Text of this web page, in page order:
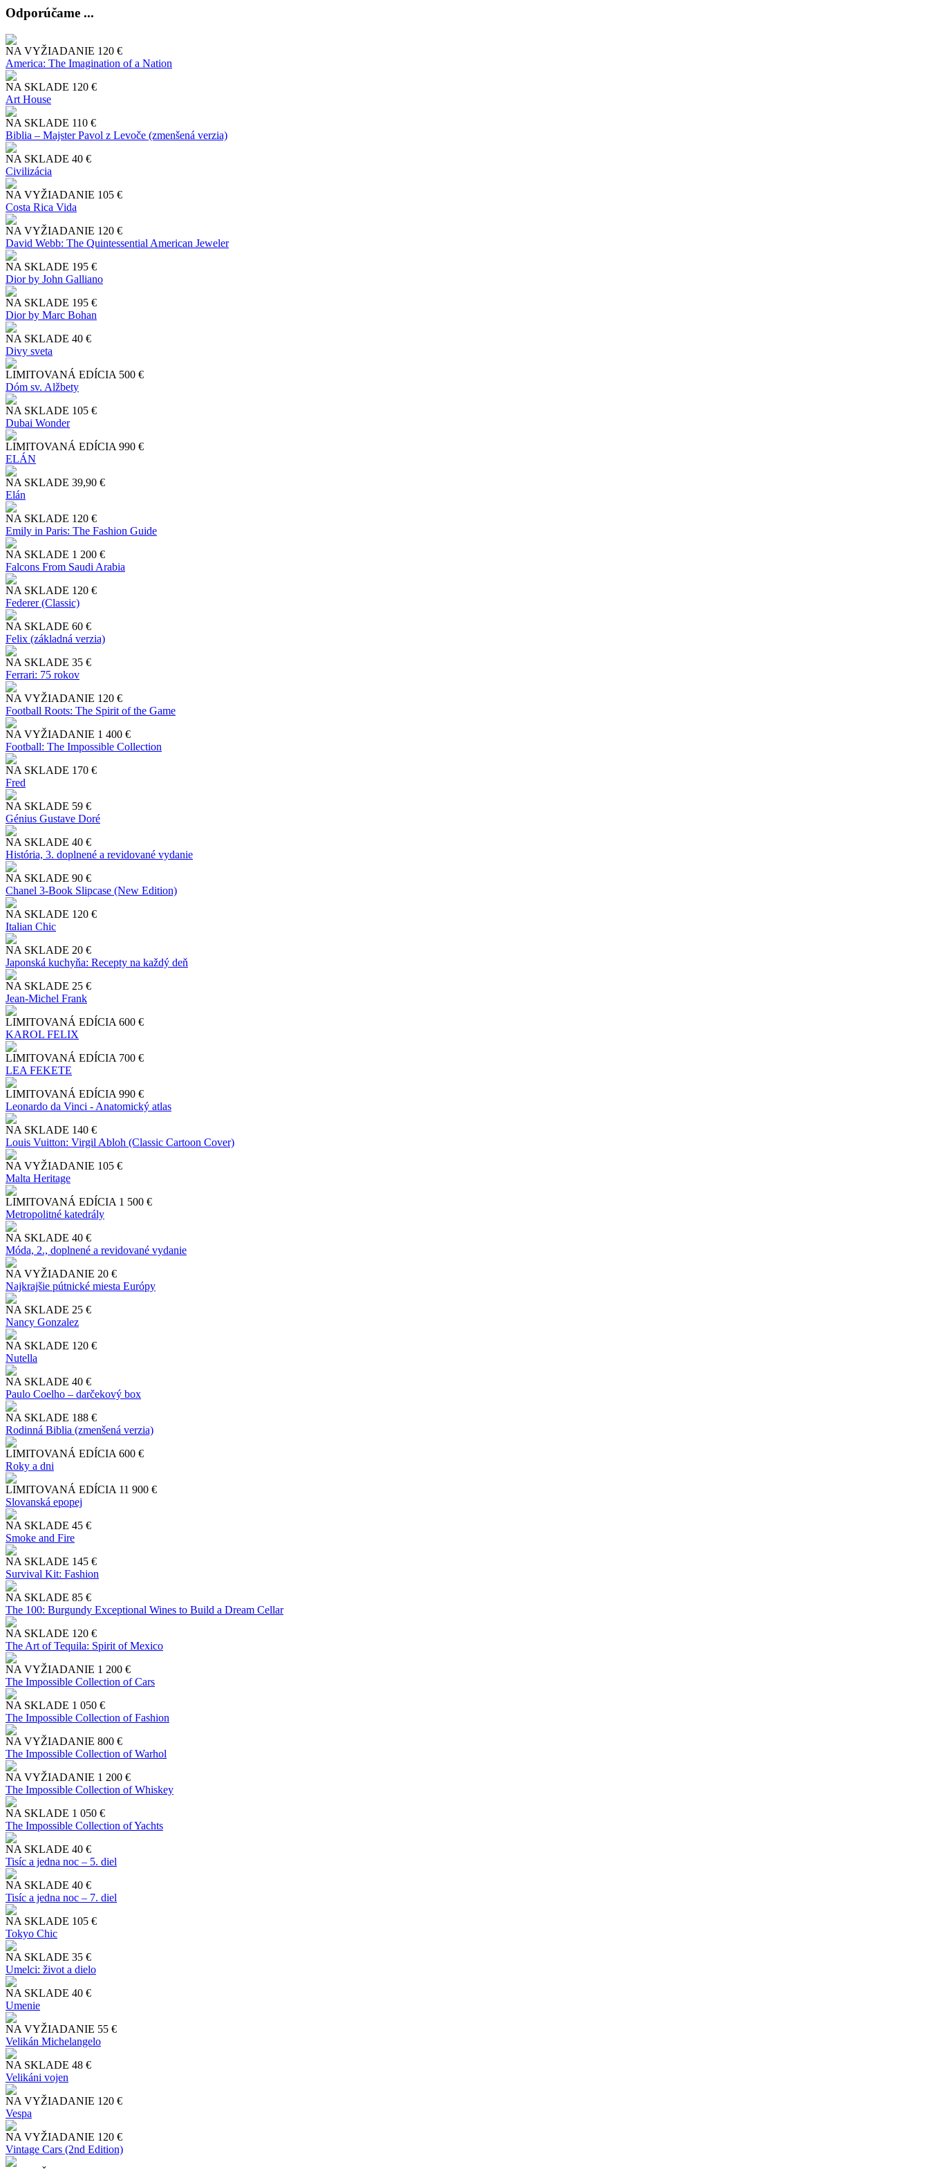
Odporúčame ...
NA VYŽIADANIE 120 €
America: The Imagination of a Nation
NA SKLADE 120 €
Art House
NA SKLADE 110 €
Biblia – Majster Pavol z Levoče (zmenšená verzia)
NA SKLADE 40 €
Civilizácia
NA VYŽIADANIE 105 €
Costa Rica Vida
NA VYŽIADANIE 120 €
David Webb: The Quintessential American Jeweler
NA SKLADE 195 €
Dior by John Galliano
NA SKLADE 195 €
Dior by Marc Bohan
NA SKLADE 40 €
Divy sveta
LIMITOVANÁ EDÍCIA 500 €
Dóm sv. Alžbety
NA SKLADE 105 €
Dubai Wonder
LIMITOVANÁ EDÍCIA 990 €
ELÁN
NA SKLADE 39,90 €
Elán
NA SKLADE 120 €
Emily in Paris: The Fashion Guide
NA SKLADE 1 200 €
Falcons From Saudi Arabia
NA SKLADE 120 €
Federer (Classic)
NA SKLADE 60 €
Felix (základná verzia)
NA SKLADE 35 €
Ferrari: 75 rokov
NA VYŽIADANIE 120 €
Football Roots: The Spirit of the Game
NA VYŽIADANIE 1 400 €
Football: The Impossible Collection
NA SKLADE 170 €
Fred
NA SKLADE 59 €
Génius Gustave Doré
NA SKLADE 40 €
História, 3. doplnené a revidované vydanie
NA SKLADE 90 €
Chanel 3-Book Slipcase (New Edition)
NA SKLADE 120 €
Italian Chic
NA SKLADE 20 €
Japonská kuchyňa: Recepty na každý deň
NA SKLADE 25 €
Jean-Michel Frank
LIMITOVANÁ EDÍCIA 600 €
KAROL FELIX
LIMITOVANÁ EDÍCIA 700 €
LEA FEKETE
LIMITOVANÁ EDÍCIA 990 €
Leonardo da Vinci - Anatomický atlas
NA SKLADE 140 €
Louis Vuitton: Virgil Abloh (Classic Cartoon Cover)
NA VYŽIADANIE 105 €
Malta Heritage
LIMITOVANÁ EDÍCIA 1 500 €
Metropolitné katedrály
NA SKLADE 40 €
Móda, 2., doplnené a revidované vydanie
NA VYŽIADANIE 20 €
Najkrajšie pútnické miesta Európy
NA SKLADE 25 €
Nancy Gonzalez
NA SKLADE 120 €
Nutella
NA SKLADE 40 €
Paulo Coelho – darčekový box
NA SKLADE 188 €
Rodinná Biblia (zmenšená verzia)
LIMITOVANÁ EDÍCIA 600 €
Roky a dni
LIMITOVANÁ EDÍCIA 11 900 €
Slo​vanská epopej
NA SKLADE 45 €
Smoke and Fire
NA SKLADE 145 €
Survival Kit: Fashion
NA SKLADE 85 €
The 100: Burgundy Exceptional Wines to Build a Dream Cellar
NA SKLADE 120 €
The Art of Tequila: Spirit of Mexico
NA VYŽIADANIE 1 200 €
The Impossible Collection of Cars
NA SKLADE 1 050 €
The Impossible Collection of Fashion
NA VYŽIADANIE 800 €
The Impossible Collection of Warhol
NA VYŽIADANIE 1 200 €
The Impossible Collection of Whiskey
NA SKLADE 1 050 €
The Impossible Collection of Yachts
NA SKLADE 40 €
Tisíc a jedna noc – 5. diel
NA SKLADE 40 €
Tisíc a jedna noc – 7. diel
NA SKLADE 105 €
Tokyo Chic
NA SKLADE 35 €
Umelci: život a dielo
NA SKLADE 40 €
Umenie
NA VYŽIADANIE 55 €
Velikán Michelangelo
NA SKLADE 48 €
Velikáni vojen
NA VYŽIADANIE 120 €
Vespa
NA VYŽIADANIE 120 €
Vintage Cars (2nd Edition)